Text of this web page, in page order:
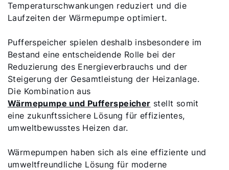
Temperaturschwankungen reduziert und die
Laufzeiten der Wärmepumpe optimiert.
Pufferspeicher spielen deshalb insbesondere im
Bestand eine entscheidende Rolle bei der
Reduzierung des Energieverbrauchs und der
Steigerung der Gesamtleistung der Heizanlage.
Die Kombination aus
Wärmepumpe und Pufferspeicher stellt somit
eine zukunftssichere Lösung für effizientes,
umweltbewusstes Heizen dar.
Wärmepumpen haben sich als eine effiziente und
umweltfreundliche Lösung für moderne